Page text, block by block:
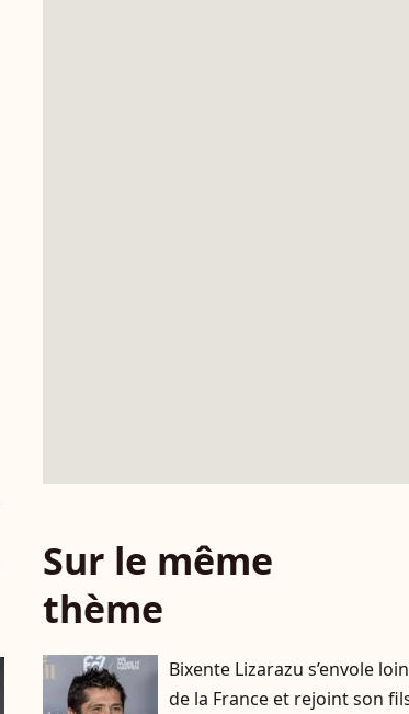
Sur le même
thème
Bixente Lizarazu s’envole loin
de la France et rejoint son